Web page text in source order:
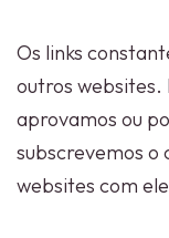
Os links
outros websites.
aprovamos ou
subscrevemos o
websites com